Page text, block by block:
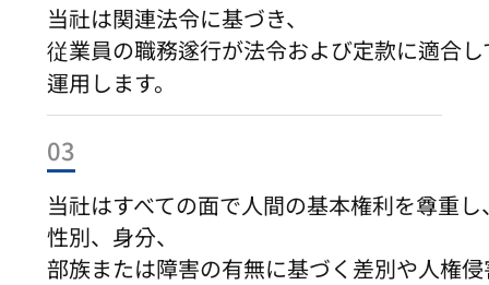
当社は関連法令に基づき、
従業員の職務遂行が法令および定款に適合
運用します。
03
当社はすべての面で人間の基本権利を尊重
性別、身分、
部族または障害の有無に基づく差別や人権